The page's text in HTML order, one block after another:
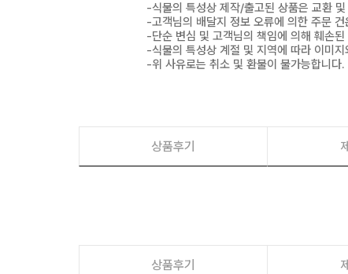
-식물의 특성상 제작/출고된 상품은 교환
-고객님의 배달지 정보 오류에 의한 주문
-단순 변심 및 고객님의 책임에 의해 훼손
-식물의 특성상 계절 및 지역에 따라 이미
-위 사유로는 취소 및 환불이 불가능합니다.
상품후기
상품후기